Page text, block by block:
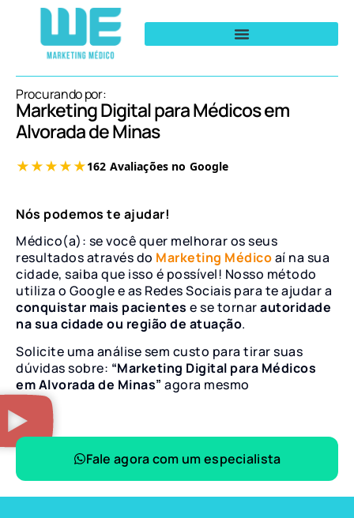
Procurando por:
Marketing Digital para Médicos em
Alvorada de Minas
Nós podemos te ajudar!
Médico(a): se você quer melhorar os seus
resultados através do Marketing Médicoaí na sua
cidade, saiba que isso é possível! Nosso método
utiliza o Google e as Redes Sociais para te ajudar a
conquistar mais pacientes e se tornarautoridade
na sua cidade ou região de atuação.
Solicite uma análise sem custo para tirar suas
dúvidas sobre: “Marketing Digital para Médicos
em Alvorada de Minas” agora mesmo
Fale agora com um especialista